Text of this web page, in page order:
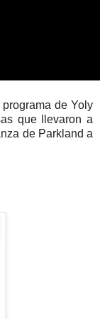
de Yoly
que llevaron a
de Parkland a